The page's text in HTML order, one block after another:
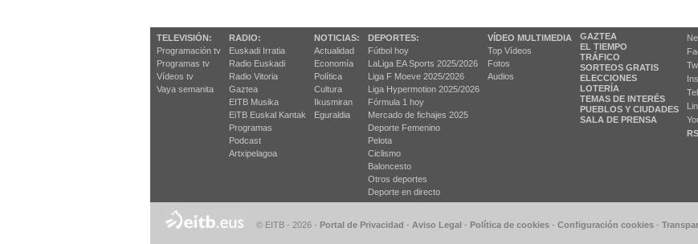
TELEVISIÓN:
Programación tv
Programas tv
Vídeos tv
Vaya semanita
RADIO:
Euskadi Irratia
Radio Euskadi
Radio Vitoria
Gaztea
EITB Musika
EiTB Euskal Kantak
Programas
Podcast
Artxipelagoa
NOTICIAS:
Actualidad
Economía
Política
Cultura
Ikusmiran
Eguraldia
DEPORTES:
Fútbol hoy
LaLiga EA Sports 2025/2026
Liga F Moeve 2025/2026
Liga Hypermotion 2025/2026
Fórmula 1 hoy
Mercado de fichajes 2025
Deporte Femenino
Pelota
Ciclismo
Baloncesto
Otros deportes
Deporte en directo
VÍDEO MULTIMEDIA
Top Vídeos
Fotos
Audios
GAZTEA
EL TIEMPO
TRÁFICO
SORTEOS GRATIS
ELECCIONES
LOTERÍA
TEMAS DE INTERÉS
PUEBLOS Y CIUDADES
SALA DE PRENSA
© EITB - 2026 - Portal de Privacidad - Aviso Legal - Política de cookies - Configuración cookies -